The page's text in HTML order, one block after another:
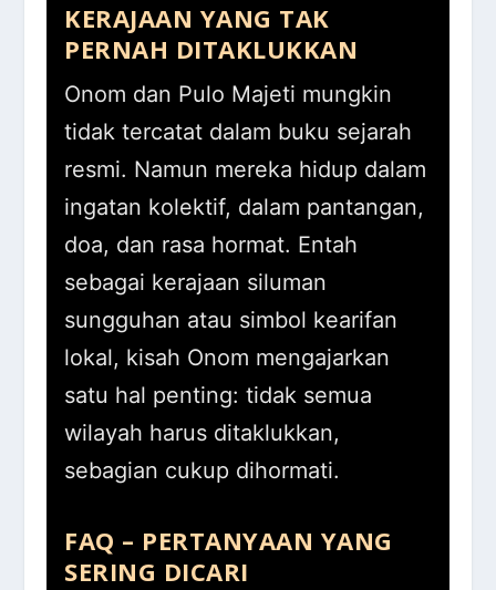
KERAJAAN YANG TAK
PERNAH DITAKLUKKAN
Onom dan Pulo Majeti mungkin
tidak tercatat dalam buku sejarah
resmi. Namun mereka hidup dalam
ingatan kolektif, dalam pantangan,
doa, dan rasa hormat. Entah
sebagai kerajaan siluman
sungguhan atau simbol kearifan
lokal, kisah Onom mengajarkan
satu hal penting: tidak semua
wilayah harus ditaklukkan,
sebagian cukup dihormati.
FAQ – PERTANYAAN YANG
SERING DICARI